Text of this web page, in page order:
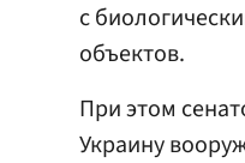
с
объектов.
При этом
Украину